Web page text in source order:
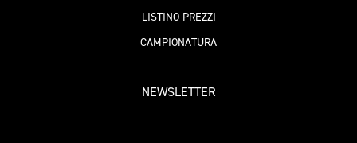
LISTINO PREZZI
CAMPIONATURA
NEWSLETTER